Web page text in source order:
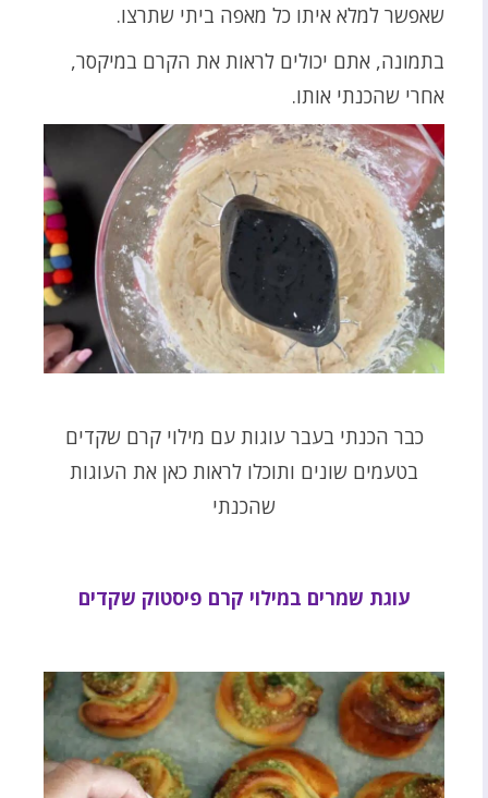
שאפשר למלא איתו כל מאפה ביתי שתרצו.
בתמונה, אתם יכולים לראות את הקרם במיקסר,
אחרי שהכנתי אותו.
כבר הכנתי בעבר עוגות עם מילוי קרם שקדים
בטעמים שונים ותוכלו לראות כאן את העוגות
שהכנתי
עוגת שמרים במילוי קרם פיסטוק שקדים